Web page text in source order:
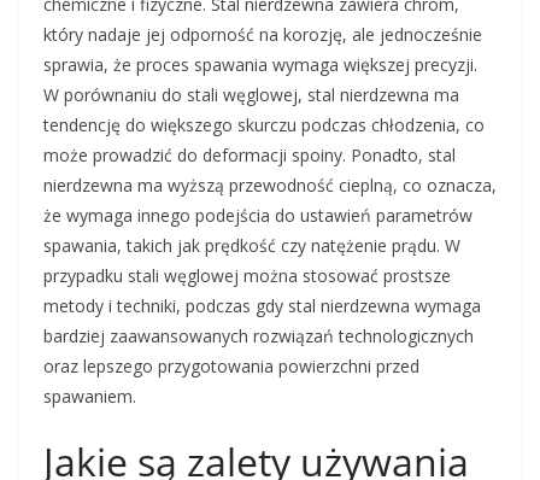
który nadaje jej odporność na korozję, ale jednocześnie
sprawia, że proces spawania wymaga większej precyzji.
W porównaniu do stali węglowej, stal nierdzewna ma
tendencję do większego skurczu podczas chłodzenia, co
może prowadzić do deformacji spoiny. Ponadto, stal
nierdzewna ma wyższą przewodność cieplną, co oznacza,
że wymaga innego podejścia do ustawień parametrów
spawania, takich jak prędkość czy natężenie prądu. W
przypadku stali węglowej można stosować prostsze
metody i techniki, podczas gdy stal nierdzewna wymaga
bardziej zaawansowanych rozwiązań technologicznych
oraz lepszego przygotowania powierzchni przed
spawaniem.
Jakie są zalety używania